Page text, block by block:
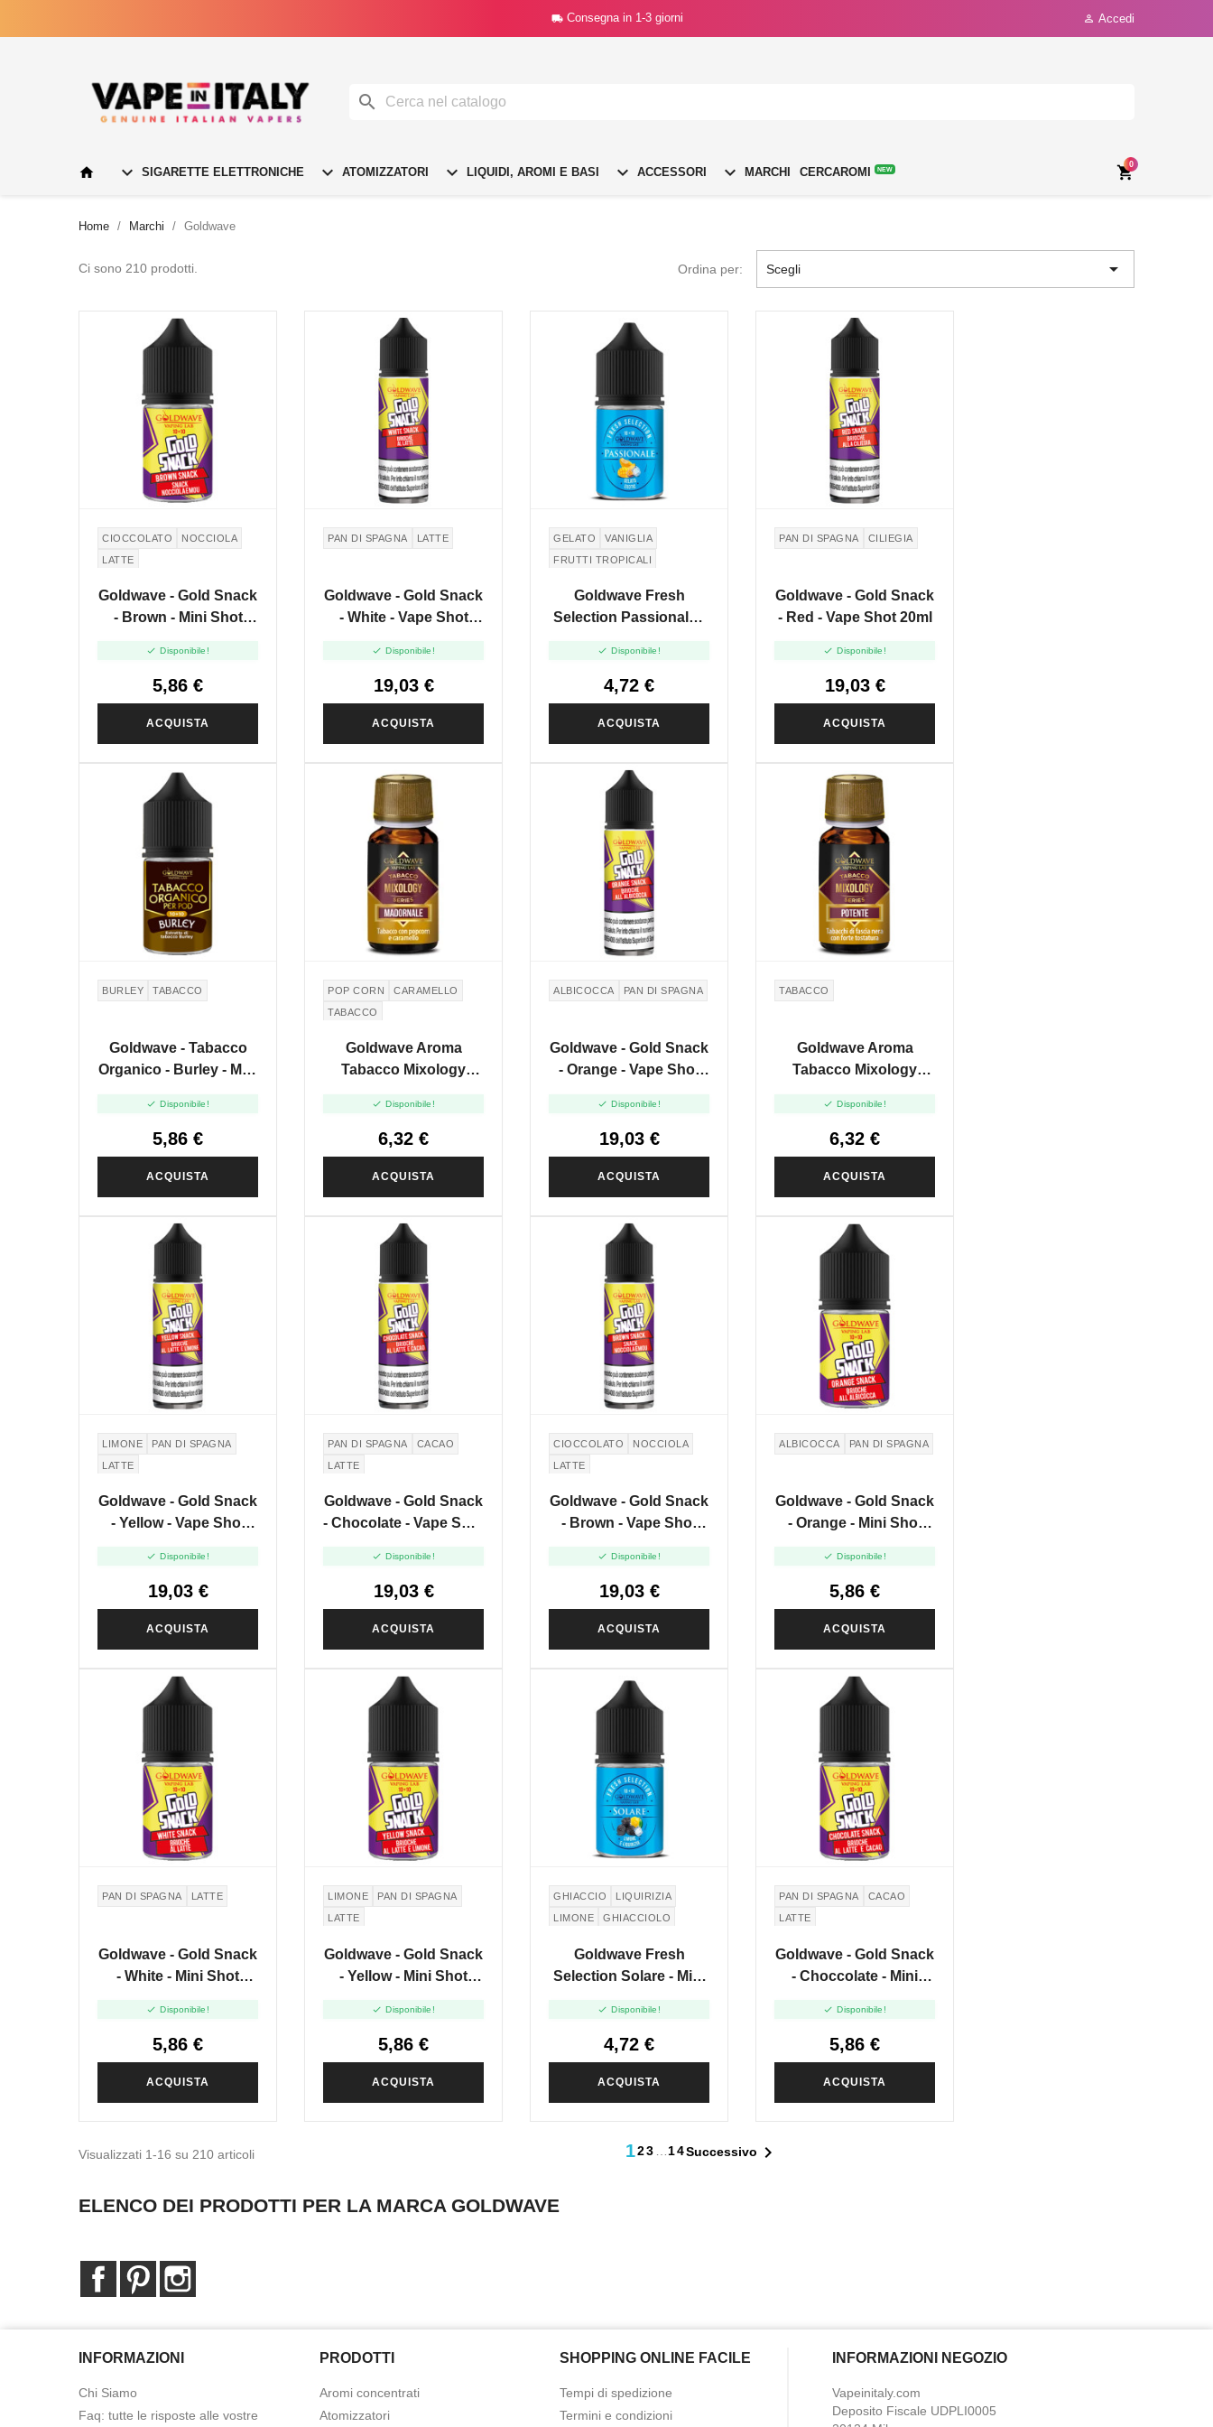
 Consegna in 1-3 giorni  Accedi

  SIGARETTE ELETTRONICHE  ATOMIZZATORI  LIQUIDI, AROMI E BASI  ACCESSORI  MARCHI CERCAROMI NEW 
0
Home Marchi Goldwave
Ci sono 210 prodotti. Ordina per: Scegli 
CIOCCOLATO
NOCCIOLA
LATTE
Goldwave - Gold Snack
- Brown - Mini Shot
 Disponibile!
5,86 €
ACQUISTA
PAN DI SPAGNA LATTE
Goldwave - Gold Snack
- White - Vape Shot
 Disponibile!
19,03 €
ACQUISTA
GELATO
VANIGLIA
FRUTTI TROPICALI
Goldwave Fresh
Selection Passionale -
 Disponibile!
4,72 €
ACQUISTA
PAN DI SPAGNA CILIEGIA
Goldwave - Gold Snack
- Red - Vape Shot 20ml
 Disponibile!
19,03 €
ACQUISTA
BURLEY TABACCO
Goldwave - Tabacco
Organico - Burley - Mini
 Disponibile!
5,86 €
ACQUISTA
POP CORN
CARAMELLO
TABACCO
Goldwave Aroma
Tabacco Mixology
 Disponibile!
6,32 €
ACQUISTA
ALBICOCCA PAN DI SPAGNA
Goldwave - Gold Snack
- Orange - Vape Shot
 Disponibile!
19,03 €
ACQUISTA
TABACCO
Goldwave Aroma
Tabacco Mixology
 Disponibile!
6,32 €
ACQUISTA
LIMONE
PAN DI SPAGNA
LATTE
Goldwave - Gold Snack
- Yellow - Vape Shot
 Disponibile!
19,03 €
ACQUISTA
PAN DI SPAGNA
CACAO
LATTE
Goldwave - Gold Snack
- Chocolate - Vape Shot
 Disponibile!
19,03 €
ACQUISTA
CIOCCOLATO
NOCCIOLA
LATTE
Goldwave - Gold Snack
- Brown - Vape Shot
 Disponibile!
19,03 €
ACQUISTA
ALBICOCCA PAN DI SPAGNA
Goldwave - Gold Snack
- Orange - Mini Shot
 Disponibile!
5,86 €
ACQUISTA
PAN DI SPAGNA LATTE
Goldwave - Gold Snack
- White - Mini Shot
 Disponibile!
5,86 €
ACQUISTA
LIMONE
PAN DI SPAGNA
LATTE
Goldwave - Gold Snack
- Yellow - Mini Shot
 Disponibile!
5,86 €
ACQUISTA
GHIACCIO
LIQUIRIZIA
LIMONE
GHIACCIOLO
Goldwave Fresh
Selection Solare - Mini
 Disponibile!
4,72 €
ACQUISTA
PAN DI SPAGNA
CACAO
LATTE
Goldwave - Gold Snack
- Choccolate - Mini
 Disponibile!
5,86 €
ACQUISTA
Visualizzati 1-16 su 210 articoli 123 14Successivo 
ELENCO DEI PRODOTTI PER LA MARCA GOLDWAVE
FacebookPinterest
INFORMAZIONI
Chi Siamo
Faq: tutte le risposte alle vostre
PRODOTTI
Aromi concentrati
Atomizzatori
SHOPPING ONLINE FACILE
Tempi di spedizione
Termini e condizioni
INFORMAZIONI NEGOZIO
Vapeinitaly.com
Deposito Fiscale UDPLI0005